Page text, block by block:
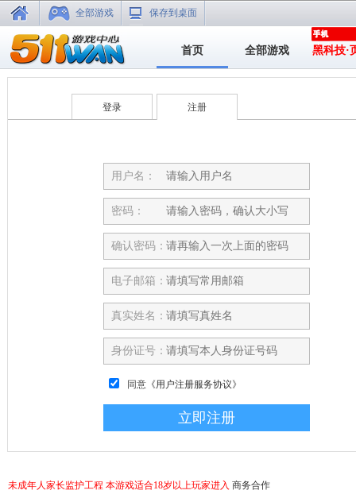
全部游戏 保存到桌面
首页 全部游戏 黑科技·
登录 注册
用户名：
密码：
确认密码：
电子邮箱：
真实姓名：
身份证号：
同意 《用户注册服务协议》
未成年人家长监护工程 本游戏适合18岁以上玩家进入 商务合作